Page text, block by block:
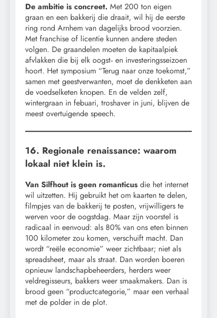
De ambitie is concreet. Met 200 ton eigen
graan en een bakkerij die draait, wil hij de eerste
ring rond Arnhem van dagelijks brood voorzien.
Met franchise of licentie kunnen andere steden
volgen. De graandelen moeten de kapitaalpiek
afvlakken die bij elk oogst‑ en investeringsseizoen
hoort. Het symposium “Terug naar onze toekomst,”
samen met geestverwanten, moet de denkketen aan
de voedselketen knopen. En de velden zelf,
wintergraan in febuari, troshaver in juni, blijven de
meest overtuigende speech.
16. Regionale renaissance: waarom
lokaal niet klein is.
Van Silfhout is geen romanticus die het internet
wil uitzetten. Hij gebruikt het om kaarten te delen,
filmpjes van de bakkerij te posten, vrijwilligers te
werven voor de oogstdag. Maar zijn voorstel is
radicaal in eenvoud: als 80% van ons eten binnen
100 kilometer zou komen, verschuift macht. Dan
wordt “reële economie” weer zichtbaar; niet als
spreadsheet, maar als straat. Dan worden boeren
opnieuw landschapbeheerders, herders weer
veldregisseurs, bakkers weer smaakmakers. Dan is
brood geen “productcategorie,” maar een verhaal
met de polder in de plot.